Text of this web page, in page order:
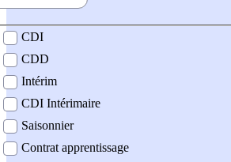
contrat
CDI
CDD
Intérim
CDI Intérimaire
Saisonnier
Contrat apprentissage